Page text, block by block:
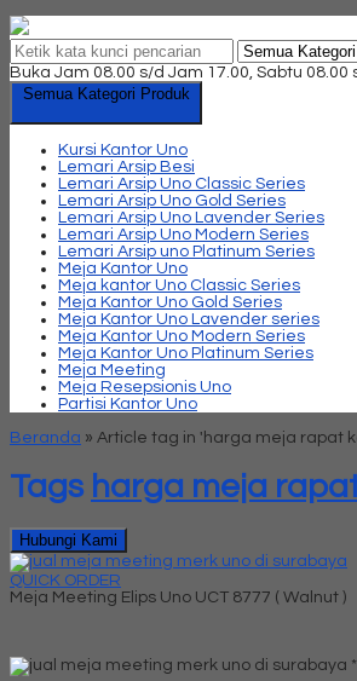
Buka Jam 08.00 s/d Jam 17.00, Sabtu
Semua Kategori Produk
Kursi Kantor Uno
Lemari Arsip Besi
Lemari Arsip Uno Classic Series
Lemari Arsip Uno Gold Series
Lemari Arsip Uno Lavender Series
Lemari Arsip Uno Modern Series
Lemari Arsip uno Platinum Series
Meja Kantor Uno
Meja kantor Uno Classic Series
Meja Kantor Uno Gold Series
Meja Kantor Uno Lavender series
Meja Kantor Uno Modern Series
Meja Kantor Uno Platinum Series
Meja Meeting
Meja Resepsionis Uno
Partisi Kantor Uno
Beranda » Article tag in 'harga meja rapat
Tags harga meja
Hubungi Kami
QUICK ORDER
Meja Meeting Elips Uno UCT 8777 ( Walnut )